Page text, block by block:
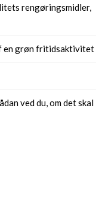
rengøringsmidler,
en grøn fritidsaktivitet
ved du, om det skal